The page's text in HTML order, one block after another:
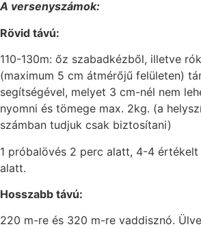
A versenyszámok:
Rövid távú:
110-130m: őz szabadkézből, illetve
(maximum 5 cm átmérőjű felületen)
segítségével, melyet 3 cm-nél nem
nyomni és tömege max. 2kg. (a
számban tudjuk csak biztosítani)
1 próbalövés 2 perc alatt, 4-4
alatt.
Hosszabb távú:
220 m-re és 320 m-re vaddisznó.